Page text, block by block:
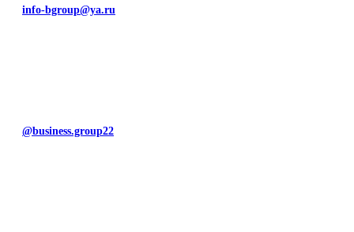
info-bgroup@ya.ru
@business.group22